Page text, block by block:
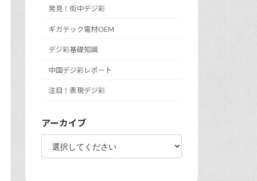
発見！街中デジ彩
ギガテック電材OEM
デジ彩基礎知識
中国デジ彩レポート
注目！表現デジ彩
アーカイブ